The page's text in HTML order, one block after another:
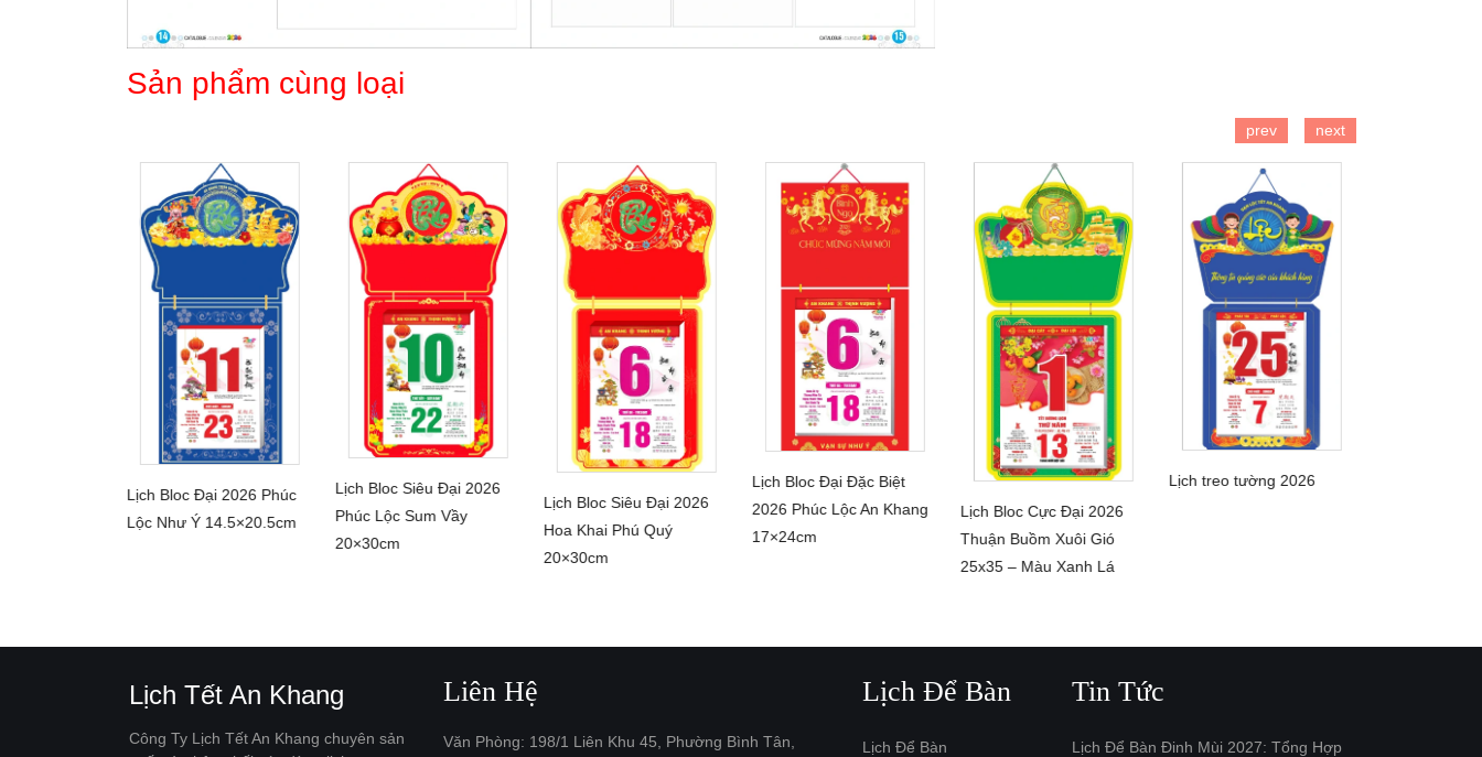
Sản phẩm cùng loại
CHI TIẾT
Lịch Bloc Đại 2026 Phúc
Lộc Như Ý 14.5×20.5cm
CHI TIẾT
Lịch Bloc Siêu Đại 2026
Phúc Lộc Sum Vầy
20×30cm
CHI TIẾT
Lịch Bloc Siêu Đại 2026
Hoa Khai Phú Quý
20×30cm
Lịch Bloc Đại Đặc Biệt
2026 Phúc Lộc An Khang
17×24cm
CHI TIẾT
Lịch Bloc Cực Đại 2026
Thuận Buồm Xuôi Gió
25x35 – Màu Xanh Lá
CHI TIẾT
Lịch treo tường 2026
prev next
Lịch Tết An Khang
Công Ty Lịch Tết An Khang chuyên sản
Liên Hệ
Văn Phòng: 198/1 Liên Khu 45, Phường Bình Tân,
Lịch Để Bàn
Lịch Để Bàn
Tin Tức
Lịch Để Bàn Đinh Mùi 2027: Tổng Hợp